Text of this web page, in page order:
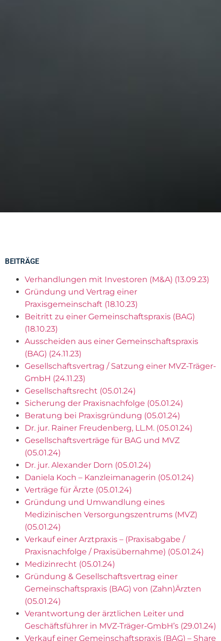
BEITRÄGE
Verhandlungen mit Investoren (M&A) (13.09.23)
Gründung und Vertrag einer ​
Praxisgemeinschaft (18.10.23)
Beitritt zu einer Gemeinschaftspraxis (BAG)
(18.10.23)
Ausscheiden aus einer Gemeinschaftspraxis
(BAG) (24.11.23)
Gesellschaftsvertrag / Satzung einer MVZ-Träger-
GmbH (24.11.23)
Gesellschaftsrecht (05.01.24)
Sicherung der Praxisnachfolge (05.01.24)
Beratung bei Praxisgründung (05.01.24)
Dr. jur. Rainer Freudenberg, LL.M. (05.01.24)
Gesellschaftsverträge für BAG und MVZ
(05.01.24)
Dr. jur. Alexander Dorn (05.01.24)
Daniela Koch – Kanzleimanagerin (05.01.24)
Verträge für Ärzte (05.01.24)
Gründung und Umwandlung eines
Medizinischen Versorgungszentrums (MVZ)
(05.01.24)
Verkauf einer Arztpraxis – (Praxisabgabe /
Praxisnachfolge / Praxisübernahme) (05.01.24)
Medizinrecht (05.01.24)
Gründung & Gesellschaftsvertrag einer
Gemeinschaftspraxis (BAG) von (Zahn)Ärzten
(05.01.24)
Verantwortung der ärztlichen Leiter und
Geschäftsführer in MVZ-Träger-GmbH’s (29.01.24)
Verkauf einer Gemeinschaftspraxis (BAG) – ​Share